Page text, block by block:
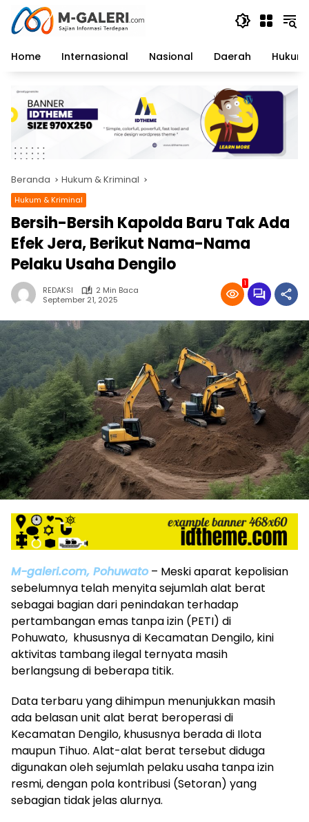
Langsung
konten
Home
Internasional Nasional Daerah
Beranda Hukum & Kriminal
Hukum & Kriminal
Bersih-Bersih Kapolda Baru Tak Ada
Efek Jera, Berikut Nama-Nama
Pelaku Usaha Dengilo
REDAKSI
2 Min Baca
September 21, 2025
1
M-galeri.com, Pohuwato– Meski aparat kepolisian
sebelumnya telah menyita sejumlah alat berat
sebagai bagian dari penindakan terhadap
pertambangan emas tanpa izin (PETI) di
Pohuwato, khususnya di Kecamatan Dengilo, kini
aktivitas tambang ilegal ternyata masih
berlangsung di beberapa titik.
Data terbaru yang dihimpun menunjukkan masih
ada belasan unit alat berat beroperasi di
Kecamatan Dengilo, khususnya berada di Ilota
maupun Tihuo. Alat-alat berat tersebut diduga
digunakan oleh sejumlah pelaku usaha tanpa izin
resmi, dengan pola kontribusi (Setoran) yang
sebagian tidak jelas alurnya.